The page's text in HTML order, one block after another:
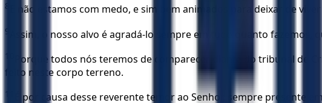
8 E não estamos com medo, e sim bem animados para deixar de
9 Assim, o nosso alvo é agradá-lo sempre em tudo quanto fazemos,
10
Porque todos nós teremos de comparecer diante do tribunal de
feito neste corpo terreno.
11
É por causa desse reverente temor ao Senhor, sempre presente